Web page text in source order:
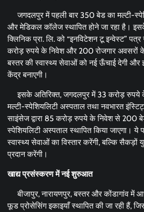
जगदलपुर में पहली बार 350 बेड का मल्टी-
और मेडिकल कॉलेज स्थापित होने जा रहा है।
क्लिनिक प्रा. लि. को “इनविटेशन टू इन्वेस्ट”
करोड़ रुपये के निवेश और 200 रोजगार अवसरों
बस्तर की स्वास्थ्य सेवाओं को नई ऊँचाई देगी और
केंद्र बनाएगी।
इसके अतिरिक्त, जगदलपुर में 33 करोड़
मल्टी-स्पेशियलिटी अस्पताल तथा नवभारत
साइंसेज द्वारा 85 करोड़ रुपये के निवेश से 200
स्पेशियलिटी अस्पताल स्थापित किया जाएगा।
स्वास्थ्य सेवाओं का विस्तार करेंगी, बल्कि सैकड़ों
प्रदान करेंगी।
खाद्य प्रसंस्करण में नई शुरुआत
बीजापुर, नारायणपुर, बस्तर और कोंडागांव में
फूड प्रोसेसिंग इकाइयाँ स्थापित की जा रही हैं,